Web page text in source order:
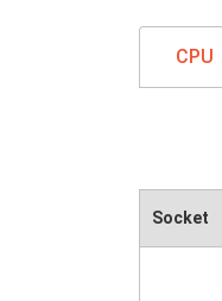
CPU
Socket